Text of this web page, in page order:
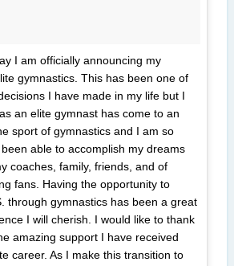
I am officially announcing my
gymnastics. This has been one of
I have made in my life but I
an elite gymnast has come to an
sport of gymnastics and I am so
able to accomplish my dreams
coaches, family, friends, and of
fans. Having the opportunity to
through gymnastics has been a great
I will cherish. I would like to thank
amazing support I have received
career. As I make this transition to